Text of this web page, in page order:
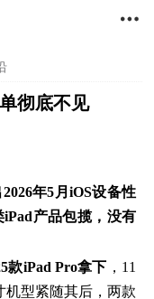

彻底不见
年5月iOS设备性
产品包揽，没有
款iPad Pro拿下 ，11
机型紧随其后，两款